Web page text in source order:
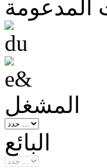
المدعومة
المشغل
البائع